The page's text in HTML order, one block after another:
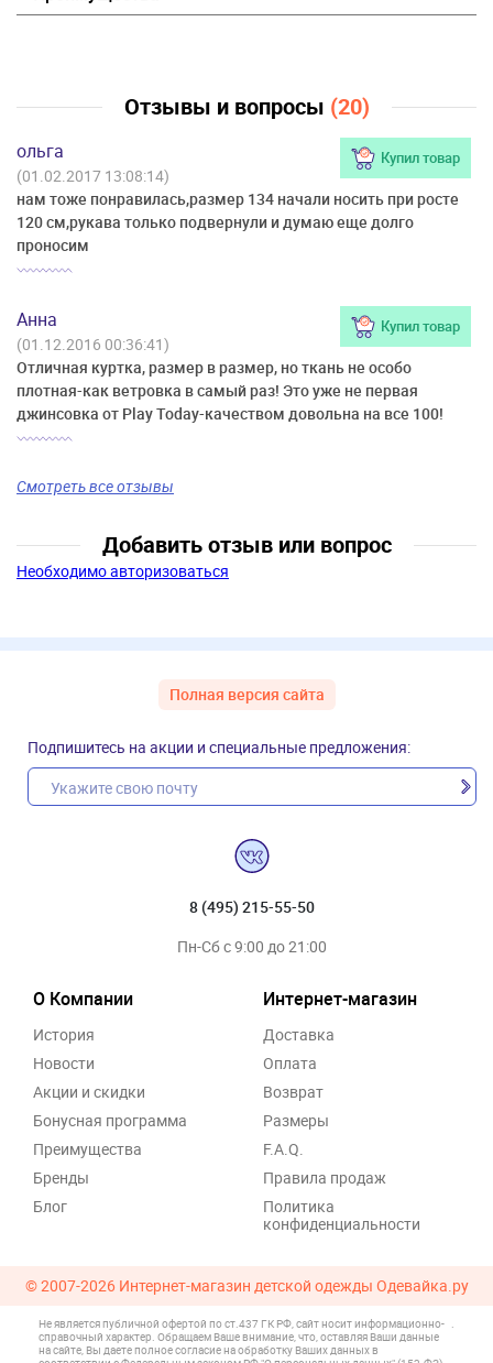
Отзывы и вопросы (20)
ольга Купил товар
(01.02.2017 13:08:14)
нам тоже понравилась,размер 134 начали носить при росте
120 см,рукава только подвернули и думаю еще долго
проносим
Анна Купил товар
(01.12.2016 00:36:41)
Отличная куртка, размер в размер, но ткань не особо
плотная-как ветровка в самый раз! Это уже не первая
джинсовка от Play Today-качеством довольна на все 100!
Смотреть все отзывы
Добавить отзыв или вопрос
Необходимо авторизоваться
Полная версия сайта
Подпишитесь на акции и специальные предложения:
8 (495) 215-55-50
Пн-Сб с 9:00 до 21:00
О Компании
История
Новости
Акции и скидки
Бонусная программа
Преимущества
Бренды
Блог
Интернет-магазин
Доставка
Оплата
Возврат
Размеры
F.A.Q.
Правила продаж
Политика
конфиденциальности
© 2007-2026 Интернет-магазин детской одежды Одевайка.ру
Не является публичной офертой по ст.437 ГК РФ, сайт носит информационно-
справочный характер. Обращаем Ваше внимание, что, оставляя Ваши данные
на сайте, Вы даете полное согласие на обработку Ваших данных в
.